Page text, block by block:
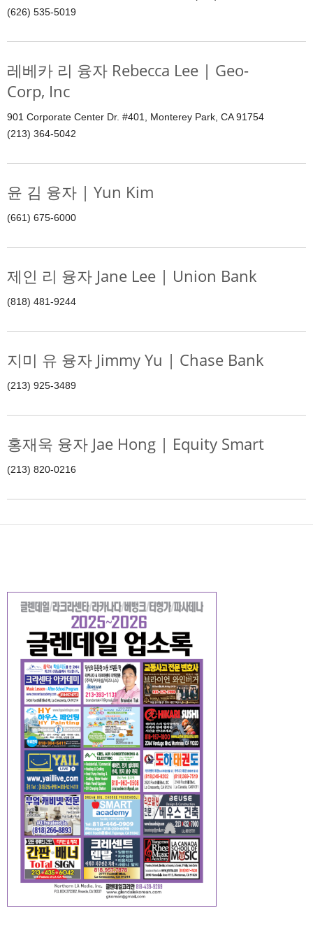
(626) 535-5019
레베카 리 융자 Rebecca Lee | Geo-
Corp, Inc
901 Corporate Center Dr. #401, Monterey Park, CA 91754
(213) 364-5042
윤 김 융자 | Yun Kim
(661) 675-6000
제인 리 융자 Jane Lee | Union Bank
(818) 481-9244
지미 유 융자 Jimmy Yu | Chase Bank
(213) 925-3489
홍재욱 융자 Jae Hong | Equity Smart
(213) 820-0216